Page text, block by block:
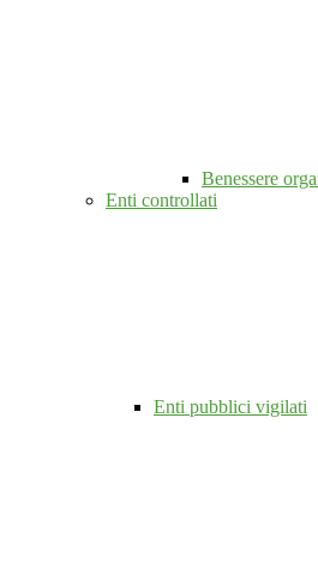
Benessere
Enti controllati
Enti pubblici vigilati